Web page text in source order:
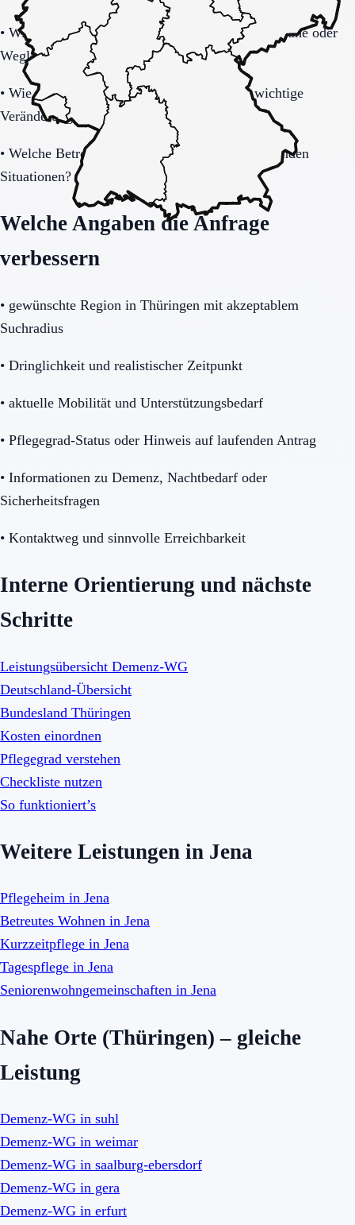
• Wie tragfähig ist das Sicherheitskonzept bei Unruhe oder
Weglauftendenz?
• Wie werden Angehörige informiert und in wichtige
Veränderungen eingebunden?
• Welche Betreuung gibt es nachts und in belastenden
Situationen?
Welche Angaben die Anfrage
verbessern
• gewünschte Region in Thüringen mit akzeptablem
Suchradius
• Dringlichkeit und realistischer Zeitpunkt
• aktuelle Mobilität und Unterstützungsbedarf
• Pflegegrad-Status oder Hinweis auf laufenden Antrag
• Informationen zu Demenz, Nachtbedarf oder
Sicherheitsfragen
• Kontaktweg und sinnvolle Erreichbarkeit
Interne Orientierung und nächste
Schritte
Leistungsübersicht Demenz-WG
Deutschland-Übersicht
Bundesland Thüringen
Kosten einordnen
Pflegegrad verstehen
Checkliste nutzen
So funktioniert’s
Weitere Leistungen in Jena
Pflegeheim in Jena
Betreutes Wohnen in Jena
Kurzzeitpflege in Jena
Tagespflege in Jena
Seniorenwohngemeinschaften in Jena
Nahe Orte (Thüringen) – gleiche
Leistung
Demenz-WG in suhl
Demenz-WG in weimar
Demenz-WG in saalburg-ebersdorf
Demenz-WG in gera
Demenz-WG in erfurt